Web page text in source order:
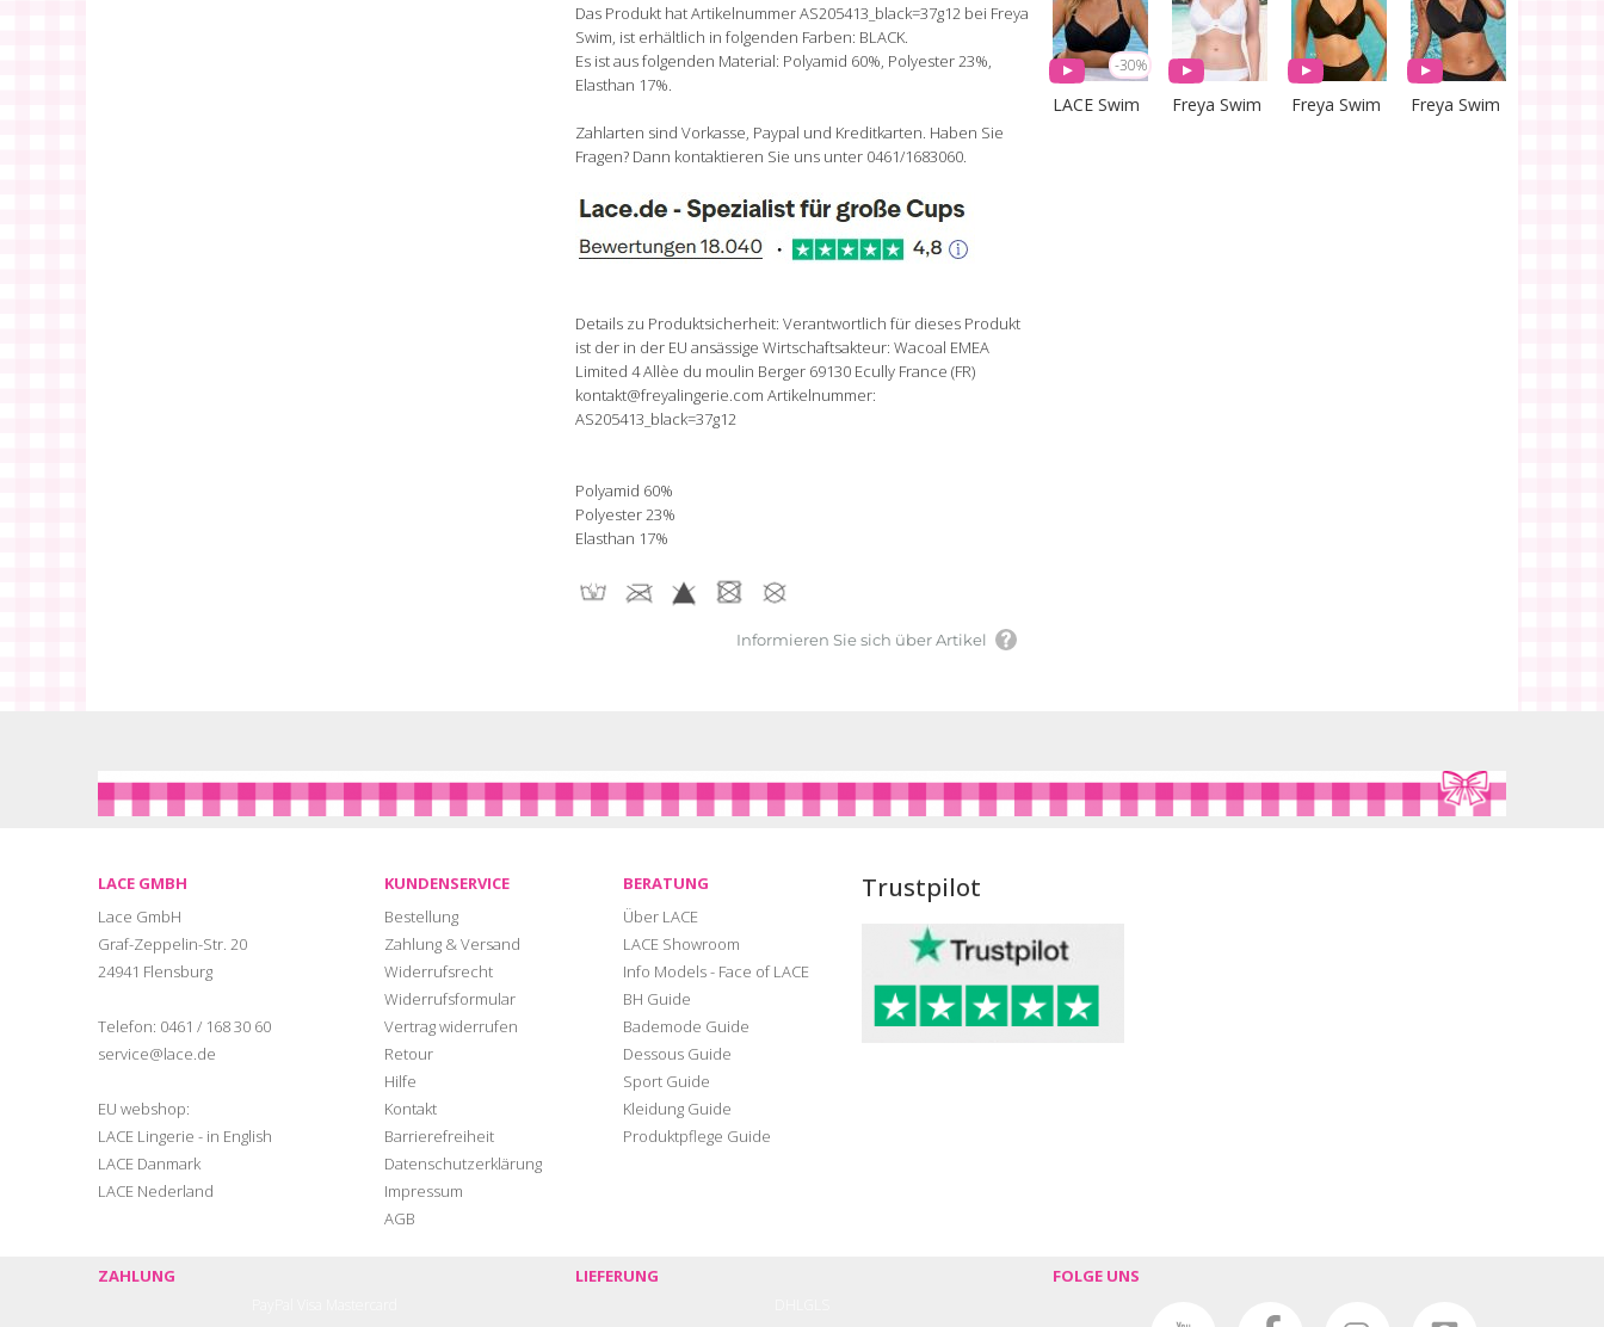
Das Produkt hat Artikelnummer AS205413_black=37g12 bei Freya
Swim, ist erhältlich in folgenden Farben: BLACK.
Es ist aus folgenden Material: Polyamid 60%, Polyester 23%,
Elasthan 17%.
Zahlarten sind Vorkasse, Paypal und Kreditkarten. Haben Sie
Fragen? Dann kontaktieren Sie uns unter 0461/1683060.
Details zu Produktsicherheit: Verantwortlich für dieses Produkt
ist der in der EU ansässige Wirtschaftsakteur: Wacoal EMEA
Limited 4 Allèe du moulin Berger 69130 Ecully France (FR)
kontakt@freyalingerie.com Artikelnummer:
AS205413_black=37g12
Polyamid 60%
Polyester 23%
Elasthan 17%
Informieren Sie sich über Artikel
-30%
LACE Swim Freya Swim Freya Swim Freya Swim
LACE GMBH
Lace GmbH
Graf-Zeppelin-Str. 20
24941 Flensburg
Telefon: 0461 / 168 30 60
service@lace.de
EU webshop:
LACE Lingerie - in English
LACE Danmark
LACE Nederland
KUNDENSERVICE
Bestellung
Zahlung & Versand
Widerrufsrecht
Widerrufsformular
Vertrag widerrufen
Retour
Hilfe
Kontakt
Barrierefreiheit
Datenschutzerklärung
Impressum
AGB
BERATUNG
Über LACE
LACE Showroom
Info Models - Face of LACE
BH Guide
Bademode Guide
Dessous Guide
Sport Guide
Kleidung Guide
Produktpflege Guide
Trustpilot
ZAHLUNG LIEFERUNG FOLGE UNS